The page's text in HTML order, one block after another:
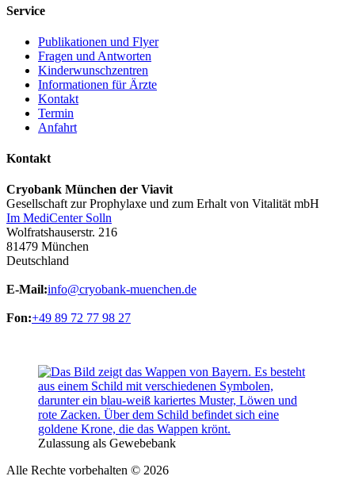
Service
Publikationen und Flyer
Fragen und Antworten
Kinderwunschzentren
Informationen für Ärzte
Kontakt
Termin
Anfahrt
Kontakt
Cryobank München der Viavit
Gesellschaft zur Prophylaxe und zum Erhalt von Vitalität mbH
Im MediCenter Solln
Wolfratshauserstr. 216
81479 München
Deutschland
E-Mail:info@cryobank-muenchen.de
Fon:+49 89 72 77 98 27
Zulassung als Gewebebank
Alle Rechte vorbehalten © 2026